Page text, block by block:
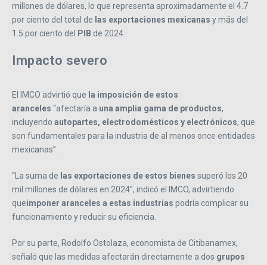
millones de dólares, lo que representa aproximadamente el 4.7
por ciento del total de las exportaciones mexicanas y más del
1.5 por ciento del
PIB de 2024.
Impacto severo
El IMCO advirtió que la imposición de estos
aranceles “afectaría a una amplia gama de productos,
incluyendo autopartes, electrodomésticos y electrónicos, que
son fundamentales para la industria de al menos once entidades
mexicanas”.
“La suma de las exportaciones de estos bienes superó los 20
mil millones de dólares en 2024”, indicó el IMCO, advirtiendo
queimponer aranceles a estas industrias podría complicar su
funcionamiento y reducir su eficiencia.
Por su parte, Rodolfo Ostolaza, economista de Citibanamex,
señaló que las medidas afectarán directamente a dos grupos